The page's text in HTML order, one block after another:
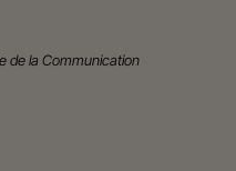
de la Communication